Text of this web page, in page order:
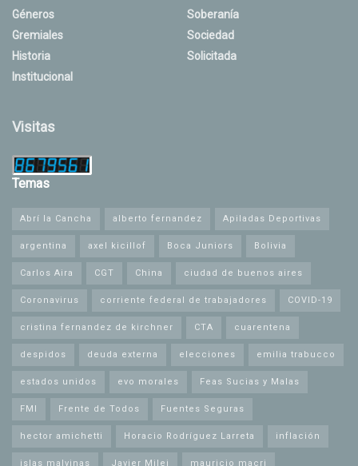
Géneros
Gremiales
Historia
Institucional
Soberanía
Sociedad
Solicitada
Visitas
Temas
Abrí la Cancha alberto fernandez Apiladas Deportivas
argentina axel kicillof Boca Juniors Bolivia
Carlos Aira CGT China ciudad de buenos aires
Coronavirus corriente federal de trabajadores COVID-19
cristina fernandez de kirchner CTA cuarentena
despidos deuda externa elecciones emilia trabucco
estados unidos evo morales Feas Sucias y Malas
FMI Frente de Todos Fuentes Seguras
hector amichetti Horacio Rodríguez Larreta inflación
islas malvinas Javier Milei mauricio macri